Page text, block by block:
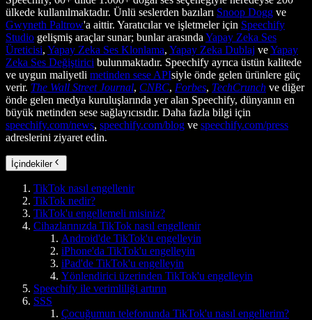
ülkede kullanılmaktadır. Ünlü seslerden bazıları Snoop Dogg ve
Gwyneth Paltrow'a aittir. Yaratıcılar ve işletmeler için Speechify
Studio gelişmiş araçlar sunar; bunlar arasında Yapay Zeka Ses
Üreticisi, Yapay Zeka Ses Klonlama, Yapay Zeka Dublaj veYapay
Zeka Ses Değiştirici bulunmaktadır. Speechify ayrıca üstün kalitede
ve uygun maliyetli metinden sese APIsiyle önde gelen ürünlere güç
verir. The Wall Street Journal, CNBC, Forbes, TechCrunch ve diğer
önde gelen medya kuruluşlarında yer alan Speechify, dünyanın en
büyük metinden sese sağlayıcısıdır. Daha fazla bilgi için
speechify.com/news, speechify.com/blog ve speechify.com/press
adreslerini ziyaret edin.
İçindekiler
TikTok nasıl engellenir
TikTok nedir?
TikTok'u engellemeli misiniz?
Cihazlarınızda TikTok nasıl engellenir
Android'de TikTok'u engelleyin
iPhone'da TikTok'u engelleyin
iPad'de TikTok'u engelleyin
Yönlendirici üzerinden TikTok'u engelleyin
Speechify ile verimliliği artırın
SSS
Çocuğumun telefonunda TikTok'u nasıl engellerim?